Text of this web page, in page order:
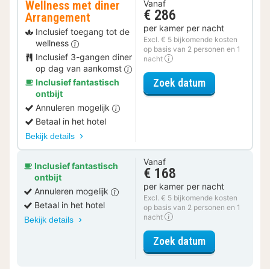
Wellness met diner
Arrangement
Inclusief toegang tot de
wellness
Inclusief 3-gangen diner
op dag van aankomst
Inclusief fantastisch
ontbijt
Annuleren mogelijk
Betaal in het hotel
Bekijk details
Vanaf
€ 286
per kamer per nacht
Excl. € 5 bijkomende kosten
op basis van 2 personen en 1
nacht
Zoek datumvoor
Inclusief fantastisch
ontbijt
Annuleren mogelijk
Betaal in het hotel
Bekijk details
Vanaf
€ 168
per kamer per nacht
Excl. € 5 bijkomende kosten
op basis van 2 personen en 1
nacht
Zoek datumvoor